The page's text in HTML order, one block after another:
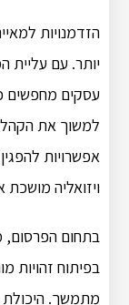
הזדמנויות
יותר. עם עליית
עסקים מחפשים
למשוך את הקהל
אפשרויות
ויזואליה
בתחום הפרסום,
בפיתוח זהויות
מתמשך. היכולת